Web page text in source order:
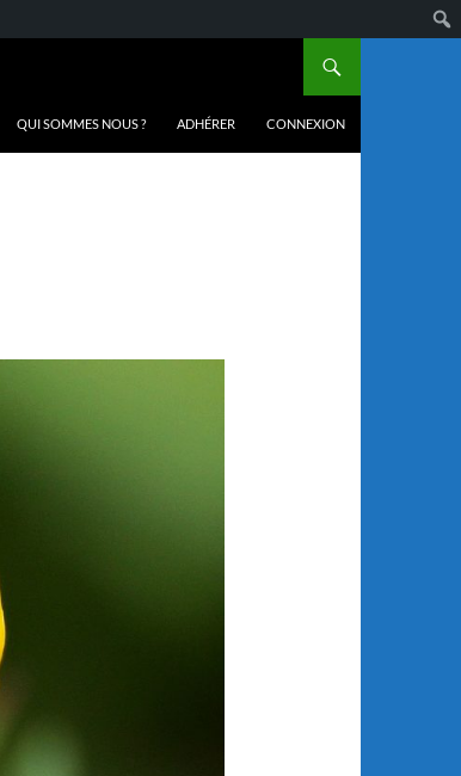
QUI SOMMES NOUS ? ADHÉRER CONNEXION